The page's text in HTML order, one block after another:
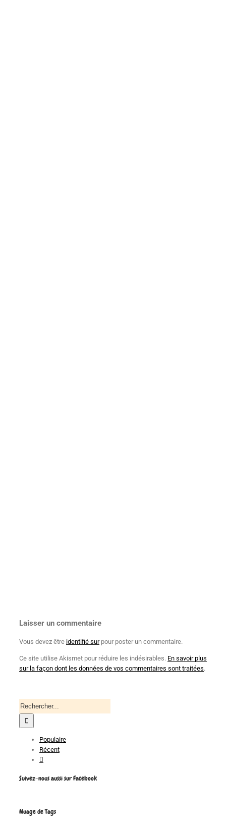
Laisser un commentaire
Vous devez être identifié surpour poster un commentaire.
Ce site utilise Akismet pour réduire les indésirables. En savoir plus
sur la façon dont les données de vos commentaires sont traitées.
Recherche
pour
Populaire
Récent
Suivez-nous aussi sur Facebook
Nuage de Tags